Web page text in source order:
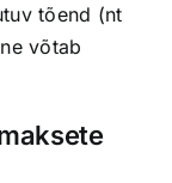
tõend (nt
võtab